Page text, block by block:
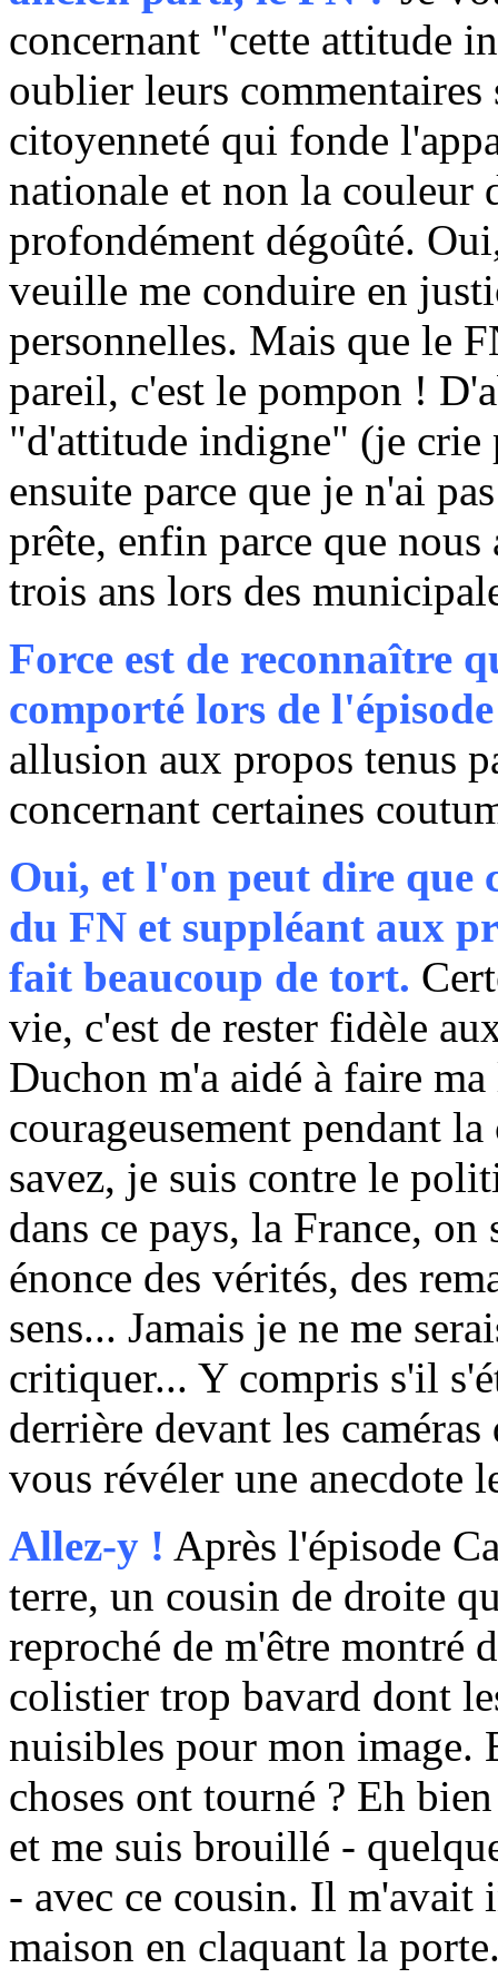
concernant "cette attitude
oublier leurs
citoyenneté qui fonde
nationale et non la couleur
profondément dégoûté.
veuille me conduire en
personnelles. Mais que le
pareil, c'est le pompon !
"d'attitude indigne" (je crie
ensuite parce que je n'ai
prête, enfin parce que
trois ans lors des
Force est de reconnaître
comporté lors de
allusion aux propos tenus
concernant certaines
Oui, et l'on peut dire que
du FN et suppléant aux
fait beaucoup de tort.
vie, c'est de rester fidèle
Duchon m'a aidé à faire
courageusement pendant
savez, je suis contre le
dans ce pays, la France,
énonce des vérités, des
sens... Jamais je ne me
critiquer... Y compris s'il
derrière devant les
vous révéler une anecdote
Allez-y ! Après l'épisode
terre, un cousin de droite
reproché de m'être montré
colistier trop bavard dont
nuisibles pour mon image.
choses ont tourné ? Eh
et me suis brouillé -
- avec ce cousin. Il m'avait
maison en claquant la